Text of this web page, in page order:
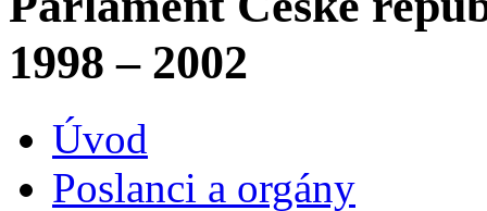
1998 – 2002
Úvod
Poslanci a orgány